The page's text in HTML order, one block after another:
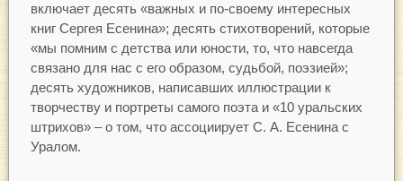
включает десять «важных и по-своему интересных
книг Сергея Есенина»; десять стихотворений, которые
«мы помним с детства или юности, то, что навсегда
связано для нас с его образом, судьбой, поэзией»;
десять художников, написавших иллюстрации к
творчеству и портреты самого поэта и «10 уральских
штрихов» – о том, что ассоциирует С. А. Есенина с
Уралом.